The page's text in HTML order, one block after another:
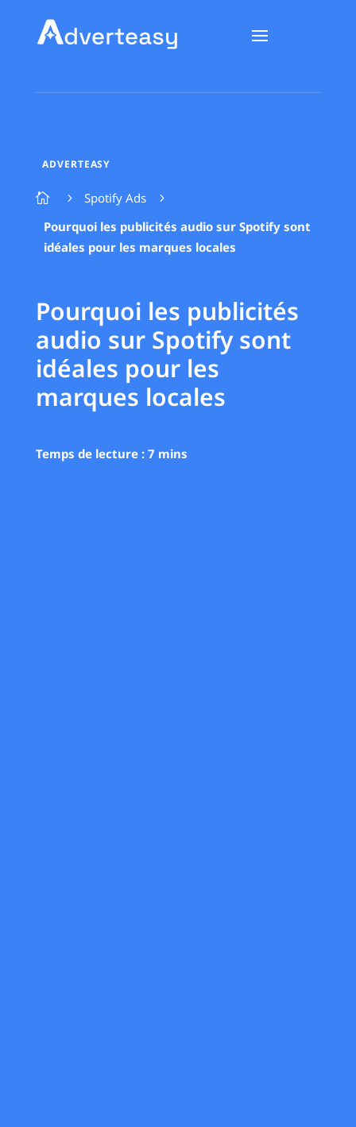
ADVERTEASY
 5 Spotify Ads 5
Pourquoi les publicités audio sur Spotify sont
idéales pour les marques locales
Pourquoi les publicités
audio sur Spotify sont
idéales pour les
marques locales